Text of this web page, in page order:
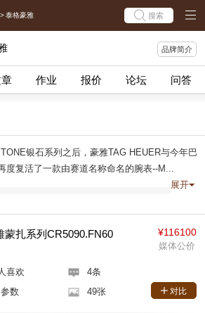
> 泰格豪雅 搜索
品牌简介
作业 报价 论坛 问答
银石系列之后，豪雅TAG HEUER与今年巴
度复活了一款由赛道名称命名的腕表--M...
展开
蒙扎系列CR5090.FN60
喜欢
4条
数
49张
¥116100
媒体公价
对比